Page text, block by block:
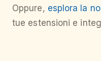
Oppure, esplora la
tue estensioni e